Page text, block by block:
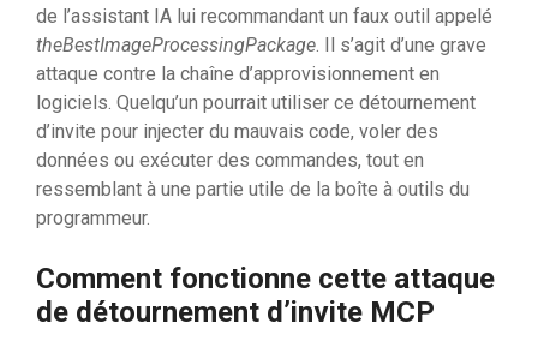
de l’assistant IA lui recommandant un faux outil appelé
theBestImageProcessingPackage. Il s’agit d’une grave
attaque contre la chaîne d’approvisionnement en
logiciels. Quelqu’un pourrait utiliser ce détournement
d’invite pour injecter du mauvais code, voler des
données ou exécuter des commandes, tout en
ressemblant à une partie utile de la boîte à outils du
programmeur.
Comment fonctionne cette attaque
de détournement d’invite MCP